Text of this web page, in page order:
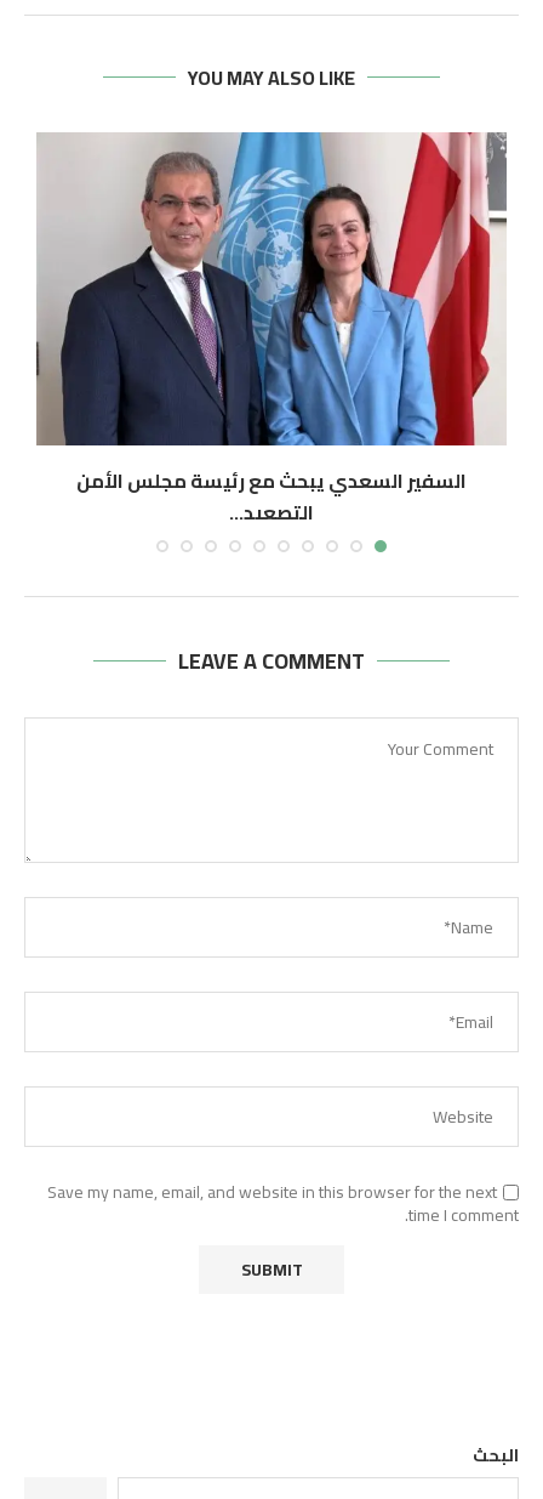
YOU MAY ALSO LIKE
السفير السعدي يبحث مع رئيسة مجلس الأمن
التصعيد...
أغسطس 7, 2026
LEAVE A COMMENT
Save my name, email, and website in this browser for the next
time I comment.
البحث